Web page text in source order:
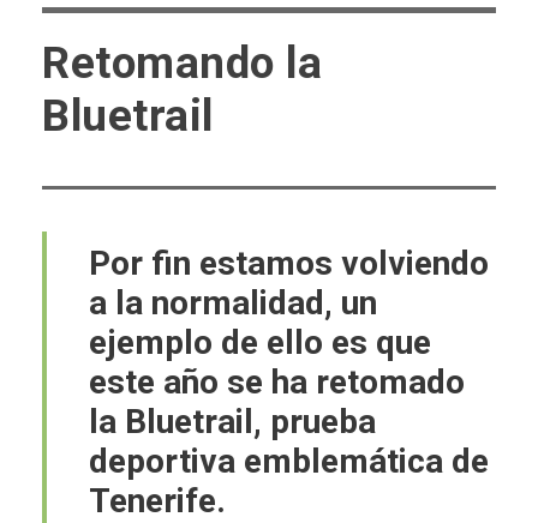
Retomando la
Bluetrail
Por fin estamos volviendo
a la normalidad, un
ejemplo de ello es que
este año se ha retomado
la Bluetrail, prueba
deportiva emblemática de
Tenerife.